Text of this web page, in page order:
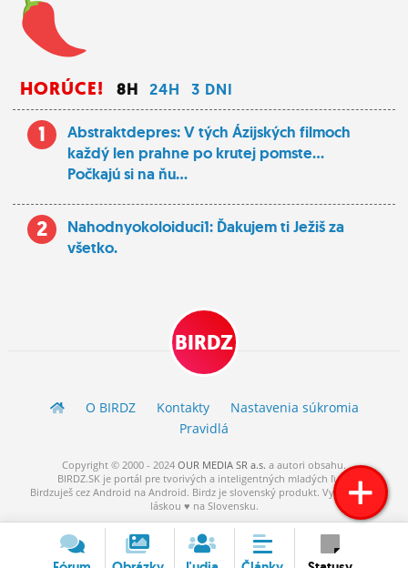
HORÚCE! 8H 24H 3 DNI
1
Abstraktdepres: V tých Ázijských filmoch
každý len prahne po krutej pomste...
Počkajú si na ňu...
2
Nahodnyokoloiduci1: Ďakujem ti Ježiš za
všetko.
BIRDZ
O BIRDZ Kontakty
Nastavenia súkromia
Pravidlá
Copyright © 2000 - 2024 OUR MEDIA SR a.s. a autori obsahu.
BIRDZ.SK je portál pre tvorivých a inteligentných mladých ľudí.
Birdzuješ cez Android na Android. Birdz je slovenský produkt. Vytvorené s
láskou ♥ na Slovensku.